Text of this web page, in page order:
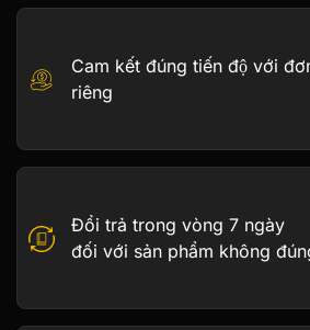
Cam kết đúng tiến độ với
riêng
Đổi trả trong vòng 7 ngày
đối với sản phẩm không